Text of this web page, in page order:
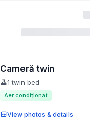
Cameră twin
1 twin bed
Aer condiționat
View photos & details